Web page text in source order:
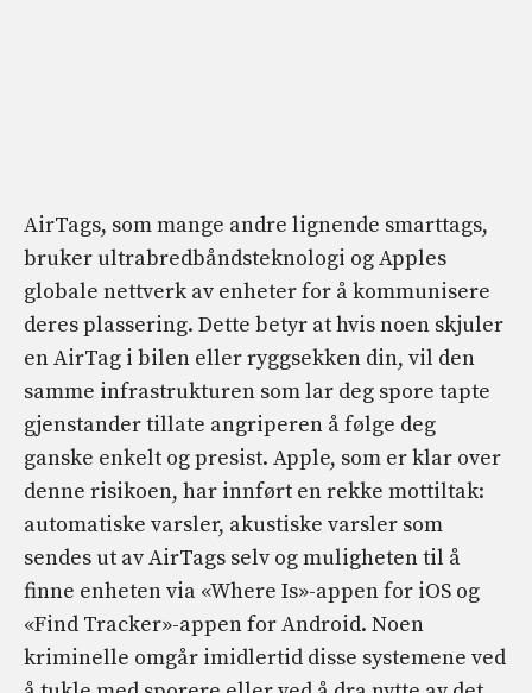
AirTags, som mange andre lignende smarttags,
bruker ultrabredbåndsteknologi og Apples
globale nettverk av enheter for å kommunisere
deres plassering. Dette betyr at hvis noen skjuler
en AirTag i bilen eller ryggsekken din, vil den
samme infrastrukturen som lar deg spore tapte
gjenstander tillate angriperen å følge deg
ganske enkelt og presist. Apple, som er klar over
denne risikoen, har innført en rekke mottiltak:
automatiske varsler, akustiske varsler som
sendes ut av AirTags selv og muligheten til å
finne enheten via «Where Is»-appen for iOS og
«Find Tracker»-appen for Android. Noen
kriminelle omgår imidlertid disse systemene ved